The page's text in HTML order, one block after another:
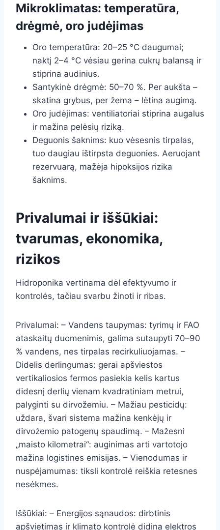
Mikroklimatas: temperatūra,
drėgmė, oro judėjimas
Oro temperatūra: 20–25 °C daugumai;
naktį 2–4 °C vėsiau gerina cukrų balansą ir
stiprina audinius.
Santykinė drėgmė: 50–70 %. Per aukšta –
skatina grybus, per žema – lėtina augimą.
Oro judėjimas: ventiliatoriai stiprina augalus
ir mažina pelėsių riziką.
Deguonis šaknims: kuo vėsesnis tirpalas,
tuo daugiau ištirpsta deguonies. Aeruojant
rezervuarą, mažėja hipoksijos rizika
šaknims.
Privalumai ir iššūkiai:
tvarumas, ekonomika,
rizikos
Hidroponika vertinama dėl efektyvumo ir
kontrolės, tačiau svarbu žinoti ir ribas.
Privalumai: – Vandens taupymas: tyrimų ir FAO
ataskaitų duomenimis, galima sutaupyti 70–90
% vandens, nes tirpalas recirkuliuojamas. –
Didelis derlingumas: gerai apšviestos
vertikaliosios fermos pasiekia kelis kartus
didesnį derlių vienam kvadratiniam metrui,
palyginti su dirvožemiu. – Mažiau pesticidų:
uždara, švari sistema mažina kenkėjų ir
dirvožemio patogenų spaudimą. – Mažesni
„maisto kilometrai“: auginimas arti vartotojo
mažina logistines emisijas. – Vienodumas ir
nuspėjamumas: tiksli kontrolė reiškia retesnes
nesėkmes.
Iššūkiai: – Energijos sąnaudos: dirbtinis
apšvietimas ir klimato kontrolė didina elektros